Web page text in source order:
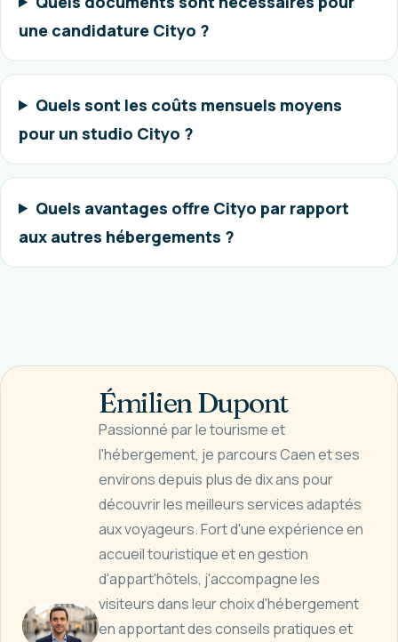
une candidature Cityo ?
Quels sont les coûts mensuels moyens
pour un studio Cityo ?
Quels avantages offre Cityo par rapport
aux autres hébergements ?
Émilien Dupont
Passionné par le tourisme et
l'hébergement, je parcours Caen et ses
environs depuis plus de dix ans pour
découvrir les meilleurs services adaptés
aux voyageurs. Fort d'une expérience en
accueil touristique et en gestion
d'appart'hôtels, j'accompagne les
visiteurs dans leur choix d'hébergement
en apportant des conseils pratiques et